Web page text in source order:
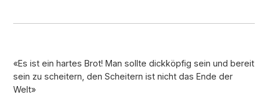
«Es ist ein hartes Brot! Man sollte dickköpfig sein und bereit
sein zu scheitern, den Scheitern ist nicht das Ende der
Welt»